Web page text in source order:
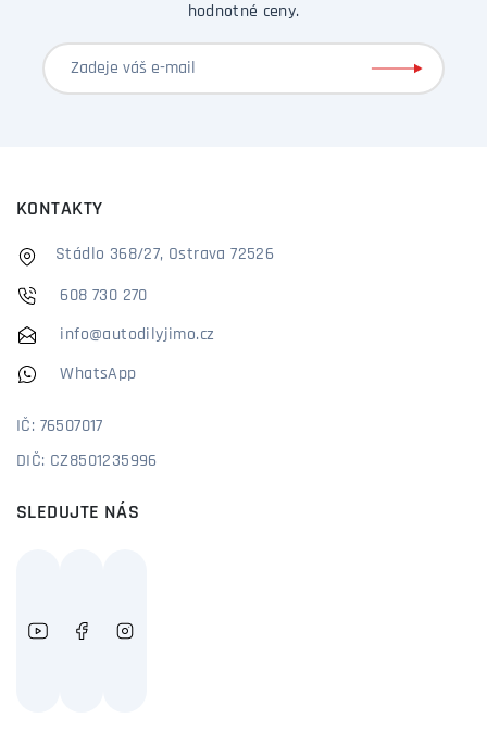
hodnotné ceny.
KONTAKTY
Stádlo 368/27, Ostrava 72526
608 730 270
info@autodilyjimo.cz
WhatsApp
IČ: 76507017
DIČ: CZ8501235996
SLEDUJTE NÁS